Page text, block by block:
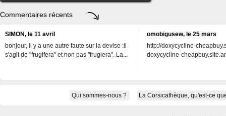
Commentaires récents
SIMON, le 11 avril
bonjour, il y a une autre faute sur la devise :il
s'agit de "frugifera" et non pas "frugiera". La...
omobigusew, le 25 mars
http://doxycycline-
doxycycline-
Qui sommes-nous ? La Corsicathèque, qu'est-ce